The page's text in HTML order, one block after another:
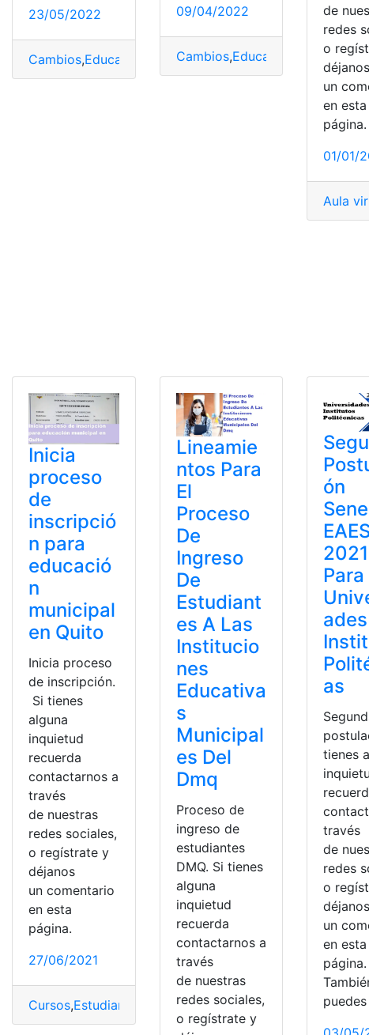
23/05/2022
Cambios,Educación Estudiantes,Fiscal,Unidades
09/04/2022
Cambios,Educación Estudiantes
de
redes
o
déjanos
un
en esta
página.
01/01/
Aula
Inicia
proceso
de
inscripció
n para
educació
n
municipal
en Quito
Inicia proceso
de inscripción.
Si tienes
alguna
inquietud
recuerda
contactarnos a
través
de nuestras
redes sociales,
o regístrate y
déjanos
un comentario
en esta
página.
27/06/2021
Cursos,Estudiantes Estudios,proceso,Proceso de
Lineamie
ntos Para
El
Proceso
De
Ingreso
De
Estudiant
es A Las
Institucio
nes
Educativa
s
Municipal
es Del
Dmq
Proceso de
ingreso de
estudiantes
DMQ. Si tienes
alguna
inquietud
recuerda
contactarnos a
través
de nuestras
redes sociales,
o regístrate y
ón
Para
ades
as
tienes
través
de
redes
o
déjanos
un
en esta
página.
puedes